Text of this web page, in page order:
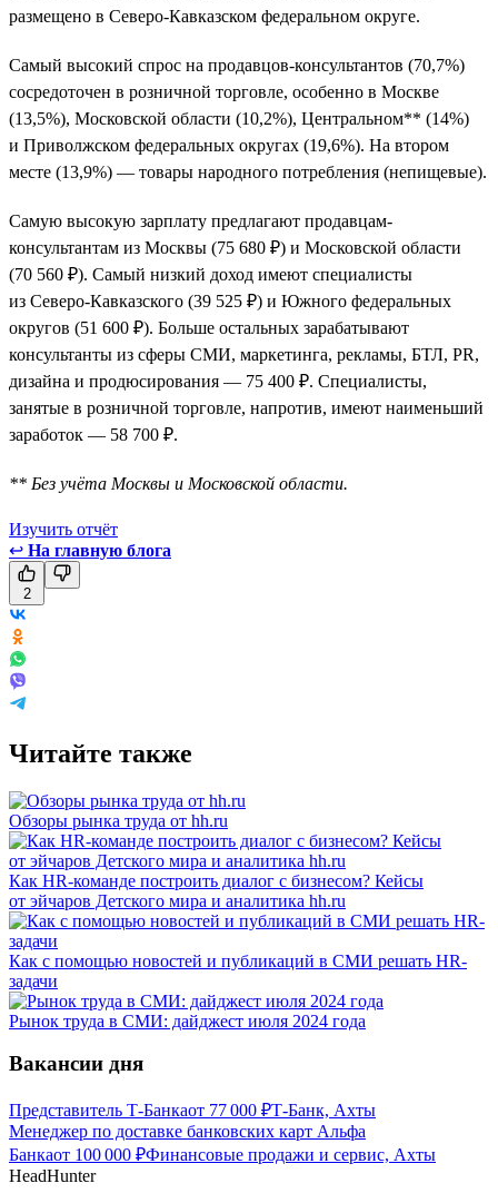
размещено в Северо-Кавказском федеральном округе.
Самый высокий спрос на продавцов-консультантов (70,7%)
сосредоточен в розничной торговле, особенно в Москве
(13,5%), Московской области (10,2%), Центральном** (14%)
и Приволжском федеральных округах (19,6%). На втором
месте (13,9%) — товары народного потребления (непищевые).
Самую высокую зарплату предлагают продавцам-
консультантам из Москвы (75 680 ₽) и Московской области
(70 560 ₽). Самый низкий доход имеют специалисты
из Северо-Кавказского (39 525 ₽) и Южного федеральных
округов (51 600 ₽). Больше остальных зарабатывают
консультанты из сферы СМИ, маркетинга, рекламы, БТЛ, PR,
дизайна и продюсирования — 75 400 ₽. Специалисты,
занятые в розничной торговле, напротив, имеют наименьший
заработок — 58 700 ₽.
** Без учёта Москвы и Московской области.
Изучить отчёт
↩ На главную блога
2
Читайте также
Обзоры рынка труда от hh.ru
Как HR-команде построить диалог с бизнесом? Кейсы
от эйчаров Детского мира и аналитика hh.ru
Как с помощью новостей и публикаций в СМИ решать HR-
задачи
Рынок труда в СМИ: дайджест июля 2024 года
Вакансии дня
Представитель Т-Банкаот 77 000 ₽Т-Банк, Ахты
Менеджер по доставке банковских карт Альфа
Банкаот 100 000 ₽Финансовые продажи и сервис, Ахты
HeadHunter